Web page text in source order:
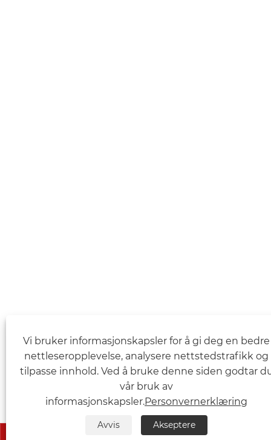
Vi bruker informasjonskapsler for å gi deg en bedre
nettleseropplevelse, analysere nettstedstrafikk og
tilpasse innhold. Ved å bruke denne siden godtar
vår bruk av
informasjonskapsler.Personvernerklæring
Avvis Akseptere